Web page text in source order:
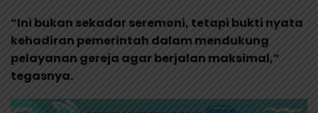
“Ini bukan sekadar seremoni, tetapi bukti nyata
kehadiran pemerintah dalam mendukung
pelayanan gereja agar berjalan maksimal,”
tegasnya.